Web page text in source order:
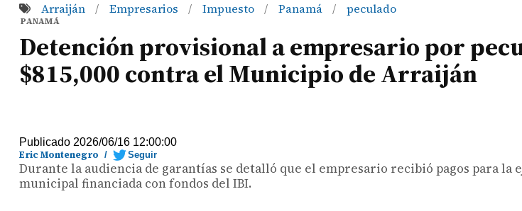
Arraiján / Empresarios / Impuesto / Panamá / peculado
PANAMÁ
Detención provisional a empresario por
$815,000 contra el Municipio de Arraiján
Publicado 2026/06/16 12:00:00
Eric Montenegro / Seguir
Durante la audiencia de garantías se detalló que el empresario recibió pagos para la
municipal financiada con fondos del IBI.